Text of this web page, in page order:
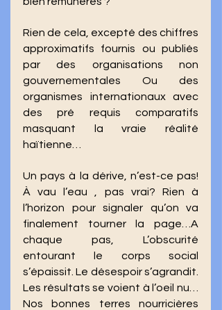
Rien de cela, excepté des chiffres
approximatifs fournis ou publiés
par des organisations non
gouvernementales Ou des
organismes internationaux avec
des pré requis comparatifs
masquant la vraie réalité
haïtienne…
Un pays à la dérive, n’est-ce pas!
À vau l’eau , pas vrai? Rien à
l’horizon pour signaler qu’on va
finalement tourner la page…A
chaque pas, L’obscurité
entourant le corps social
s’épaissit. Le désespoir s’agrandit.
Les résultats se voient à l’oeil nu…
Nos bonnes terres nourricières